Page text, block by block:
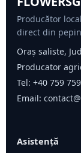
Producător
direct din
Oraș saliste,
Producator
Tel: +40 759
Email:
Asistență